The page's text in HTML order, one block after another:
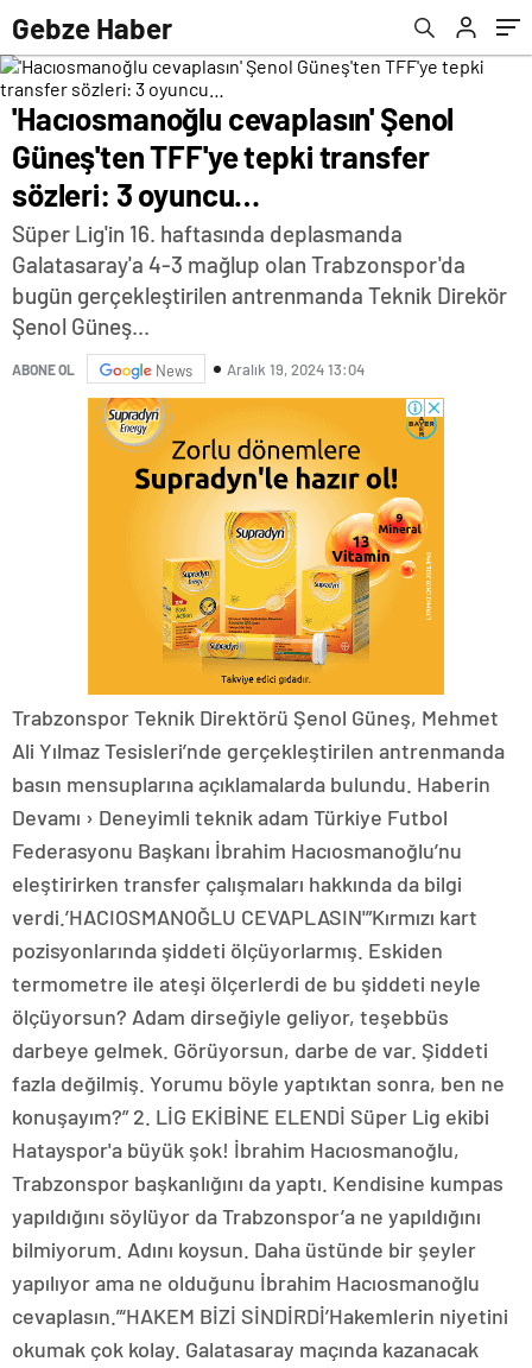
Gebze Haber
'Hacıosmanoğlu cevaplasın' Şenol
Güneş'ten TFF'ye tepki transfer
sözleri: 3 oyuncu…
Süper Lig'in 16. haftasında deplasmanda
Galatasaray'a 4-3 mağlup olan Trabzonspor'da
bugün gerçekleştirilen antrenmanda Teknik Direkör
Şenol Güneş...
ABONE OL News Aralık 19, 2024 13:04
Trabzonspor Teknik Direktörü Şenol Güneş, Mehmet
Ali Yılmaz Tesisleri’nde gerçekleştirilen antrenmanda
basın mensuplarına açıklamalarda bulundu. Haberin
Devamı › Deneyimli teknik adam Türkiye Futbol
Federasyonu Başkanı İbrahim Hacıosmanoğlu’nu
eleştirirken transfer çalışmaları hakkında da bilgi
verdi.’HACIOSMANOĞLU CEVAPLASIN'”Kırmızı kart
pozisyonlarında şiddeti ölçüyorlarmış. Eskiden
termometre ile ateşi ölçerlerdi de bu şiddeti neyle
ölçüyorsun? Adam dirseğiyle geliyor, teşebbüs
darbeye gelmek. Görüyorsun, darbe de var. Şiddeti
fazla değilmiş. Yorumu böyle yaptıktan sonra, ben ne
konuşayım?” 2. LİG EKİBİNE ELENDİ Süper Lig ekibi
Hatayspor'a büyük şok! İbrahim Hacıosmanoğlu,
Trabzonspor başkanlığını da yaptı. Kendisine kumpas
yapıldığını söylüyor da Trabzonspor’a ne yapıldığını
bilmiyorum. Adını koysun. Daha üstünde bir şeyler
yapılıyor ama ne olduğunu İbrahim Hacıosmanoğlu
cevaplasın.”‘HAKEM BİZİ SİNDİRDİ’Hakemlerin niyetini
okumak çok kolay. Galatasaray maçında kazanacak